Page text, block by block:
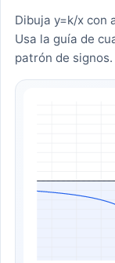
Dibuja y=k/x con
Usa la guía de
patrón de signos.